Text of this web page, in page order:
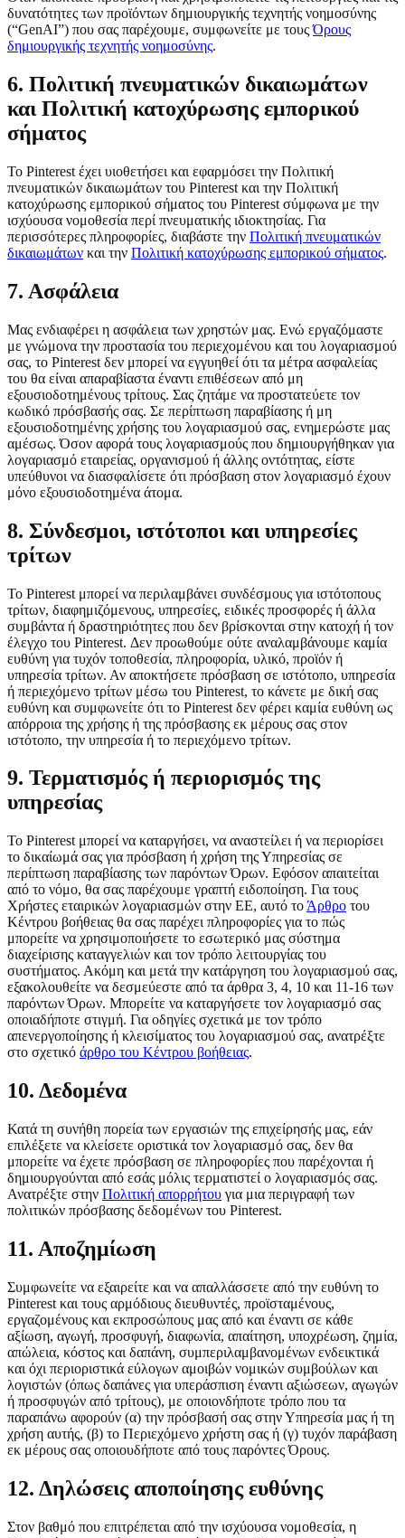
δυνατότητες των προϊόντων δημιουργικής τεχνητής νοημοσύνης
(“GenAI”) που σας παρέχουμε, συμφωνείτε με τουςΌρους
δημιουργικής τεχνητής νοημοσύνης.
6. Πολιτική πνευματικών δικαιωμάτων
και Πολιτική κατοχύρωσης εμπορικού
σήματος
Το Pinterest έχει υιοθετήσει και εφαρμόσει την Πολιτική
πνευματικών δικαιωμάτων του Pinterest και την Πολιτική
κατοχύρωσης εμπορικού σήματος του Pinterest σύμφωνα με την
ισχύουσα νομοθεσία περί πνευματικής ιδιοκτησίας. Για
περισσότερες πληροφορίες, διαβάστε την Πολιτική πνευματικών
δικαιωμάτων και την Πολιτική κατοχύρωσης εμπορικού σήματος.
7. Ασφάλεια
Μας ενδιαφέρει η ασφάλεια των χρηστών μας. Ενώ εργαζόμαστε
με γνώμονα την προστασία του περιεχομένου και του λογαριασμού
σας, το Pinterest δεν μπορεί να εγγυηθεί ότι τα μέτρα ασφαλείας
του θα είναι απαραβίαστα έναντι επιθέσεων από μη
εξουσιοδοτημένους τρίτους. Σας ζητάμε να προστατεύετε τον
κωδικό πρόσβασής σας. Σε περίπτωση παραβίασης ή μη
εξουσιοδοτημένης χρήσης του λογαριασμού σας, ενημερώστε μας
αμέσως. Όσον αφορά τους λογαριασμούς που δημιουργήθηκαν για
λογαριασμό εταιρείας, οργανισμού ή άλλης οντότητας, είστε
υπεύθυνοι να διασφαλίσετε ότι πρόσβαση στον λογαριασμό έχουν
μόνο εξουσιοδοτημένα άτομα.
8. Σύνδεσμοι, ιστότοποι και υπηρεσίες
τρίτων
Το Pinterest μπορεί να περιλαμβάνει συνδέσμους για ιστότοπους
τρίτων, διαφημιζόμενους, υπηρεσίες, ειδικές προσφορές ή άλλα
συμβάντα ή δραστηριότητες που δεν βρίσκονται στην κατοχή ή τον
έλεγχο του Pinterest. Δεν προωθούμε ούτε αναλαμβάνουμε καμία
ευθύνη για τυχόν τοποθεσία, πληροφορία, υλικό, προϊόν ή
υπηρεσία τρίτων. Αν αποκτήσετε πρόσβαση σε ιστότοπο, υπηρεσία
ή περιεχόμενο τρίτων μέσω του Pinterest, το κάνετε με δική σας
ευθύνη και συμφωνείτε ότι το Pinterest δεν φέρει καμία ευθύνη ως
απόρροια της χρήσης ή της πρόσβασης εκ μέρους σας στον
ιστότοπο, την υπηρεσία ή το περιεχόμενο τρίτων.
9. Τερματισμός ή περιορισμός της
υπηρεσίας
Το Pinterest μπορεί να καταργήσει, να αναστείλει ή να περιορίσει
το δικαίωμά σας για πρόσβαση ή χρήση της Υπηρεσίας σε
περίπτωση παραβίασης των παρόντων Όρων. Εφόσον απαιτείται
από το νόμο, θα σας παρέχουμε γραπτή ειδοποίηση. Για τους
Χρήστες εταιρικών λογαριασμών στην ΕΕ, αυτό το Άρθρο του
Κέντρου βοήθειας θα σας παρέχει πληροφορίες για το πώς
μπορείτε να χρησιμοποιήσετε το εσωτερικό μας σύστημα
διαχείρισης καταγγελιών και τον τρόπο λειτουργίας του
συστήματος. Ακόμη και μετά την κατάργηση του λογαριασμού σας,
εξακολουθείτε να δεσμεύεστε από τα άρθρα 3, 4, 10 και 11-16 των
παρόντων Όρων. Μπορείτε να καταργήσετε τον λογαριασμό σας
οποιαδήποτε στιγμή. Για οδηγίες σχετικά με τον τρόπο
απενεργοποίησης ή κλεισίματος του λογαριασμού σας, ανατρέξτε
στο σχετικό άρθρο του Κέντρου βοήθειας.
10. Δεδομένα
Κατά τη συνήθη πορεία των εργασιών της επιχείρησής μας, εάν
επιλέξετε να κλείσετε οριστικά τον λογαριασμό σας, δεν θα
μπορείτε να έχετε πρόσβαση σε πληροφορίες που παρέχονται ή
δημιουργούνται από εσάς μόλις τερματιστεί ο λογαριασμός σας.
Ανατρέξτε στην Πολιτική απορρήτου για μια περιγραφή των
πολιτικών πρόσβασης δεδομένων του Pinterest.
11. Αποζημίωση
Συμφωνείτε να εξαιρείτε και να απαλλάσσετε από την ευθύνη το
Pinterest και τους αρμόδιους διευθυντές, προϊσταμένους,
εργαζομένους και εκπροσώπους μας από και έναντι σε κάθε
αξίωση, αγωγή, προσφυγή, διαφωνία, απαίτηση, υποχρέωση, ζημία,
απώλεια, κόστος και δαπάνη, συμπεριλαμβανομένων ενδεικτικά
και όχι περιοριστικά εύλογων αμοιβών νομικών συμβούλων και
λογιστών (όπως δαπάνες για υπεράσπιση έναντι αξιώσεων, αγωγών
ή προσφυγών από τρίτους), με οποιονδήποτε τρόπο που τα
παραπάνω αφορούν (α) την πρόσβασή σας στην Υπηρεσία μας ή τη
χρήση αυτής, (β) το Περιεχόμενο χρήστη σας ή (γ) τυχόν παράβαση
εκ μέρους σας οποιουδήποτε από τους παρόντες Όρους.
12. Δηλώσεις αποποίησης ευθύνης
Στον βαθμό που επιτρέπεται από την ισχύουσα νομοθεσία, η